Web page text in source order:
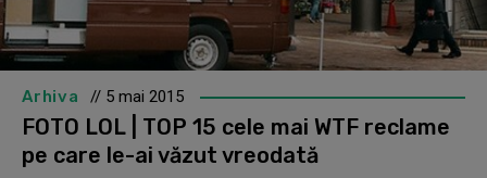
Arhiva // 5 mai 2015
FOTO LOL | TOP 15 cele mai WTF reclame
pe care le-ai văzut vreodată